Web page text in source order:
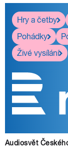
Hry a četby
Pohádky
Živé vysílání
Audiosvět